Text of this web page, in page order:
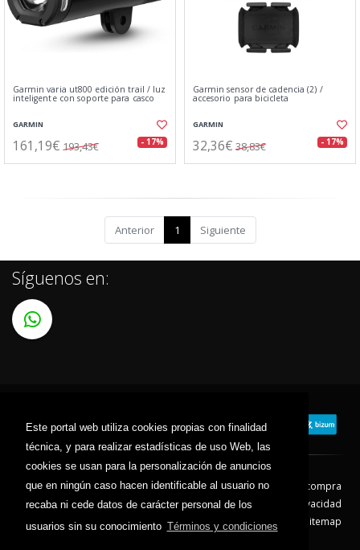
Este portal web utiliza cookies propias con finalidad
técnica, y para realizar estadísticas de uso Web, las
cookies se usan para la personalización de anuncios
que en ningún caso hacen identificable al usuario no
recaba ni cede datos de carácter personal de los
usuarios sin su conocimiento Términos y condiciones
Garmin varia ut800 edición trail / luz
inteligente con soporte para casco
GARMIN
161,19€ 193,43€ - 17%
Garmin sensor de cadencia (2) /
accesorio para bicicleta
GARMIN
32,36€ 38,83€ - 17%
Anterior 1 Siguiente
Síguenos en:
Contacto Aviso Legal
Condiciones de compra
Política de envíos
Política de devolución
Política de Privacidad
Política de Cookies
Sitemap